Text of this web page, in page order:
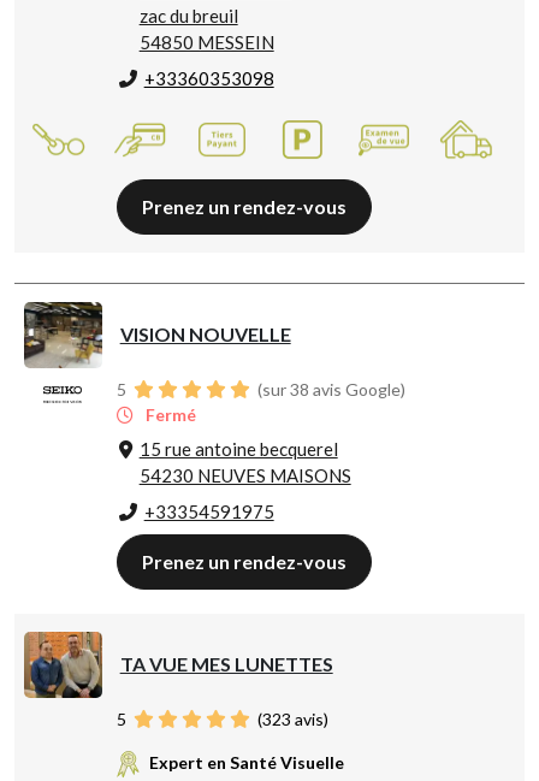
zac du breuil
54850 MESSEIN
+33360353098
Prenez un rendez-vous
VISION NOUVELLE
5
(sur 38 avis Google)
Fermé
15 rue antoine becquerel
54230 NEUVES MAISONS
+33354591975
Prenez un rendez-vous
TA VUE MES LUNETTES
5 (323 avis)
Expert en Santé Visuelle